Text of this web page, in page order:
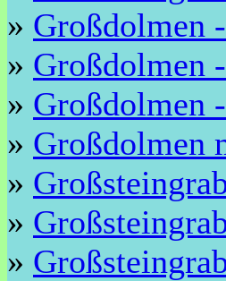
» Großdolmen
» Großdolmen
» Großdolmen
» Großdolmen
»
»
»